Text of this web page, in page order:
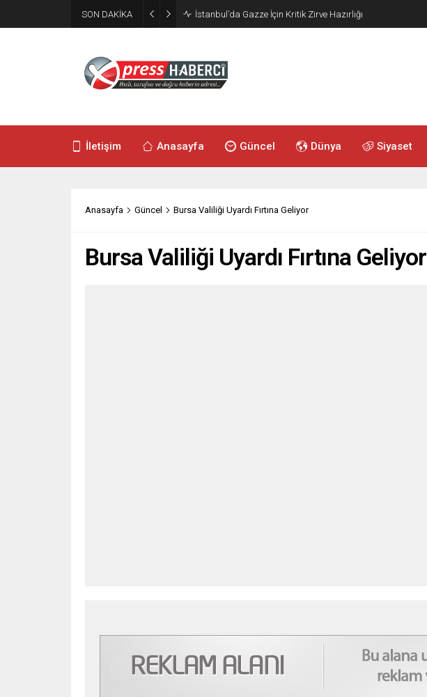
SON DAKİKA
İletişim Anasayfa Güncel Dünya Siyaset
Anasayfa Güncel Bursa Valiliği Uyardı Fırtına Geliyor
Bursa Valiliği Uyardı Fırtına Geliyor